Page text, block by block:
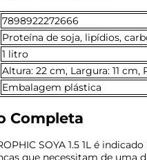
7898922272666
Proteína de soja, lipídios,
1 litro
Altura: 22 cm, Largura: 11
Embalagem plástica
Completa
SOYA 1.5 1L é
que necessitam de